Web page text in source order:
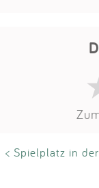
< Spielplatz in